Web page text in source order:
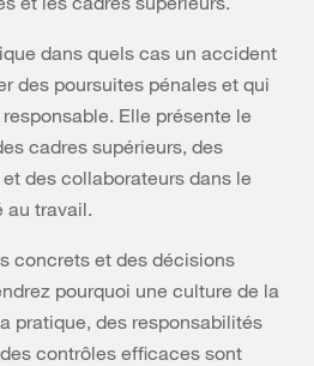
dans quels cas un accident
des poursuites pénales et qui
Elle présente le
cadres supérieurs, des
des collaborateurs dans le
au travail.
concrets et des décisions
pourquoi une culture de la
pratique, des responsabilités
contrôles efficaces sont